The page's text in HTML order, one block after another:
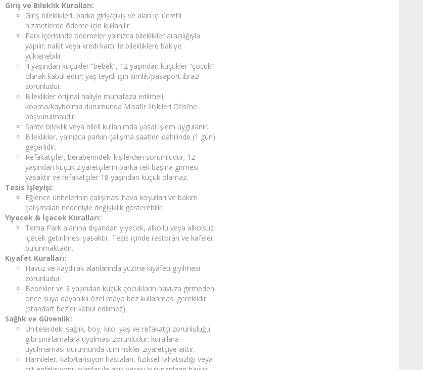
Giriş ve Bileklik Kuralları:
Giriş bileklikleri, parka giriş/çıkış ve alan içi ücretli
hizmetlerde ödeme için kullanılır.
Park içerisinde ödemeler yalnızca bileklikler aracılığıyla
yapılır; nakit veya kredi kartı ile bilekliklere bakiye
yüklenebilir.
4 yaşından küçükler “bebek”, 12 yaşından küçükler “çocuk”
olarak kabul edilir; yaş teyidi için kimlik/pasaport ibrazı
zorunludur.
Bileklikler orijinal haliyle muhafaza edilmeli;
kopma/kaybolma durumunda Misafir İlişkileri Ofisi’ne
başvurulmalıdır.
Sahte bileklik veya hileli kullanımda yasal işlem uygulanır.
Bileklikler, yalnızca parkın çalışma saatleri dahilinde (1 gün)
geçerlidir.
Refakatçiler, beraberindeki kişilerden sorumludur; 12
yaşından küçük ziyaretçilerin parka tek başına girmesi
yasaktır ve refakatçiler 18 yaşından küçük olamaz.
Tesis İşleyişi:
Eğlence ünitelerinin çalışması hava koşulları ve bakım
çalışmaları nedeniyle değişiklik gösterebilir.
Yiyecek & İçecek Kuralları:
Tema Park alanına dışarıdan yiyecek, alkollü veya alkolsüz
içecek getirilmesi yasaktır. Tesis içinde restoran ve kafeler
bulunmaktadır.
Kıyafet Kuralları:
Havuz ve kaydırak alanlarında yüzme kıyafeti giyilmesi
zorunludur.
Bebekler ve 3 yaşından küçük çocukların havuza girmeden
önce suya dayanıklı özel mayo bez kullanması gereklidir
(standart bezler kabul edilmez).
Sağlık ve Güvenlik:
Ünitelerdeki sağlık, boy, kilo, yaş ve refakatçi zorunluluğu
gibi sınırlamalara uyulması zorunludur; kurallara
uyulmaması durumunda tüm riskler ziyaretçiye aittir.
Hamileler, kalp/tansiyon hastaları, fiziksel rahatsızlığı veya